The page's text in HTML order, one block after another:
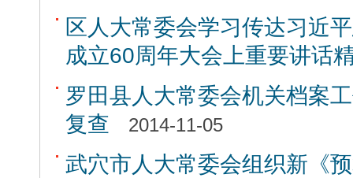
区人大常委会学习传达习近
成立60周年大会上重要讲话
罗田县人大常委会机关档案
复查
2014-11-05
武穴市人大常委会组织新《